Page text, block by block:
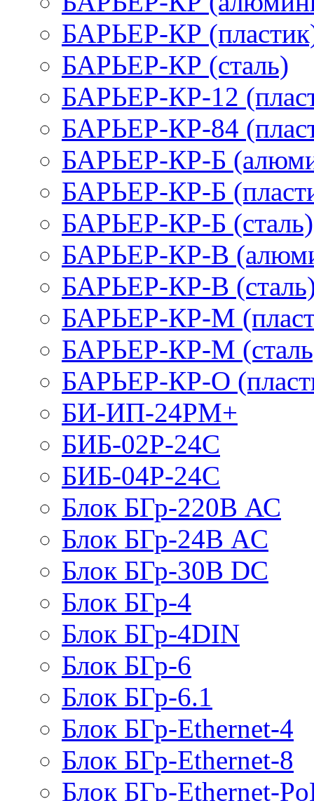
БАРЬЕР-КР
БАРЬЕР-КР (сталь)
БАРЬЕР-КР-12
БАРЬЕР-КР-84
БАРЬЕР-КР-Б
БАРЬЕР-КР-Б
БАРЬЕР-КР-Б (сталь)
БАРЬЕР-КР-В
БАРЬЕР-КР-В
БАРЬЕР-КР-М
БАРЬЕР-КР-М
БАРЬЕР-КР-О
БИ-ИП-24РМ+
БИБ-02Р-24С
БИБ-04Р-24С
Блок БГр-220В АС
Блок БГр-24В AC
Блок БГр-30В DC
Блок БГр-4
Блок БГр-4DIN
Блок БГр-6
Блок БГр-6.1
Блок БГр-Ethernet-4
Блок БГр-Ethernet-8
Блок БГр-Ethernet-